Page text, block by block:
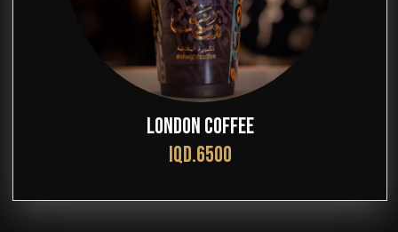
LONDON COFFEE
IQD.6500